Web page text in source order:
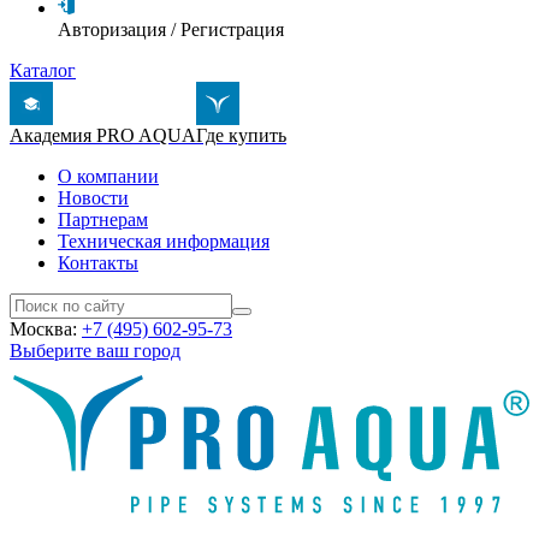
Авторизация /Регистрация
Каталог
Академия PRO AQUAГде купить
О компании
Новости
Партнерам
Техническая информация
Контакты
Москва: +7 (495) 602-95-73
Выберите ваш город